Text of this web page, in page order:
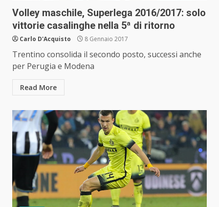
Volley maschile, Superlega 2016/2017: solo
vittorie casalinghe nella 5ª di ritorno
Carlo D'Acquisto 8 Gennaio 2017
Trentino consolida il secondo posto, successi anche
per Perugia e Modena
Read More